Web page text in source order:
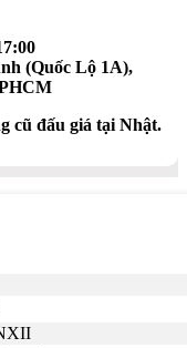
(Quốc Lộ 1A),
cũ đấu giá tại Nhật.